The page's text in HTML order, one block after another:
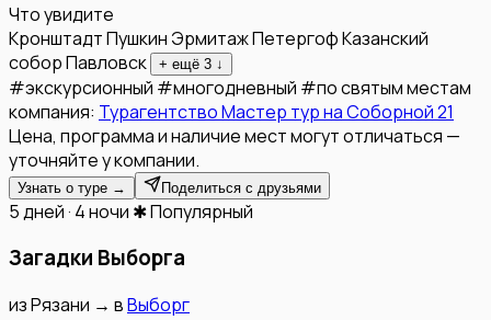
Что увидите
КронштадтПушкин ЭрмитажПетергофКазанский
соборПавловск + ещё 3 ↓
#экскурсионный #многодневный #по святым местам
компания: Турагентство Мастер тур на Соборной 21
Цена, программа и наличие мест могут отличаться —
уточняйте у компании.
Узнать о туре → Поделиться с друзьями
5 дней · 4 ночи ✱ Популярный
Загадки Выборга
изРязани → вВыборг